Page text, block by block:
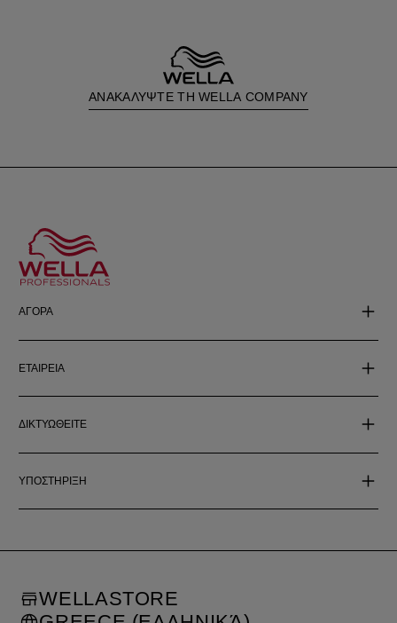
ΑΝΑΚΑΛΥΨΤΕ ΤΗ WELLA COMPANY
ΑΓΟΡΑ
ΕΤΑΙΡΕΙΑ
ΔΙΚΤΥΩΘΕΙΤΕ
ΥΠΟΣΤΗΡΙΞΗ
WELLASTORE